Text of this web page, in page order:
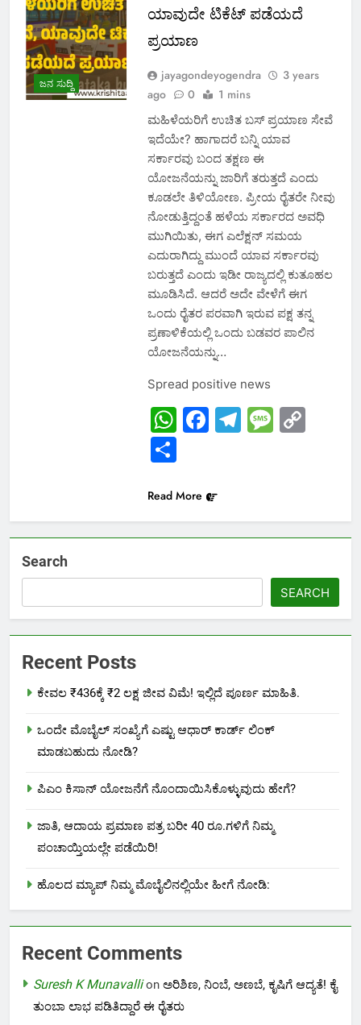
ಜನ ಸುದ್ದಿ
ಯಾವುದೇ ಟಿಕೆಟ್ ಪಡೆಯದೆ
ಪ್ರಯಾಣ
jayagondeyogendra
3 years
ago
0 1 mins
ಮಹಿಳೆಯರಿಗೆ ಉಚಿತ ಬಸ್ ಪ್ರಯಾಣ ಸೇವೆ
ಇದೆಯೇ? ಹಾಗಾದರೆ ಬನ್ನಿ ಯಾವ
ಸರ್ಕಾರವು ಬಂದ ತಕ್ಷಣ ಈ
ಯೋಜನೆಯನ್ನು ಜಾರಿಗೆ ತರುತ್ತದೆ ಎಂದು
ಕೂಡಲೇ ತಿಳಿಯೋಣ. ಪ್ರೀಯ ರೈತರೇ ನೀವು
ನೋಡುತ್ತಿದ್ದಂತೆ ಹಳೆಯ ಸರ್ಕಾರದ ಅವಧಿ
ಮುಗಿಯಿತು, ಈಗ ಎಲೆಕ್ಷನ್ ಸಮಯ
ಎದುರಾಗಿದ್ದು ಮುಂದೆ ಯಾವ ಸರ್ಕಾರವು
ಬರುತ್ತದೆ ಎಂದು ಇಡೀ ರಾಜ್ಯದಲ್ಲಿ ಕುತೂಹಲ
ಮೂಡಿಸಿದೆ. ಆದರೆ ಅದೇ ವೇಳೆಗೆ ಈಗ
ಒಂದು ರೈತರ ಪರವಾಗಿ ಇರುವ ಪಕ್ಷ ತನ್ನ
ಪ್ರಣಾಳಿಕೆಯಲ್ಲಿ ಒಂದು ಬಡವರ ಪಾಲಿನ
ಯೋಜನೆಯನ್ನು…
Spread positive news
WhatsApp
Facebook
Telegram
Share
Read More
Search
SEARCH
Recent Posts
ಕೇವಲ ₹436ಕ್ಕೆ ₹2 ಲಕ್ಷ ಜೀವ ವಿಮೆ! ಇಲ್ಲಿದೆ ಪೂರ್ಣ ಮಾಹಿತಿ.
ಒಂದೇ ಮೊಬೈಲ್ ಸಂಖ್ಯೆಗೆ ಎಷ್ಟು ಆಧಾರ್ ಕಾರ್ಡ್ ಲಿಂಕ್
ಮಾಡಬಹುದು ನೋಡಿ?
ಪಿಎಂ ಕಿಸಾನ್ ಯೋಜನೆಗೆ ನೊಂದಾಯಿಸಿಕೊಳ್ಳುವುದು ಹೇಗೆ?
ಜಾತಿ, ಆದಾಯ ಪ್ರಮಾಣ ಪತ್ರ ಬರೀ 40 ರೂ.ಗಳಿಗೆ ನಿಮ್ಮ
ಪಂಚಾಯ್ತಿಯಲ್ಲೇ ಪಡೆಯಿರಿ!
ಹೊಲದ ಮ್ಯಾಪ್ ನಿಮ್ಮ ಮೊಬೈಲಿನಲ್ಲಿಯೇ ಹೀಗೆ ನೋಡಿ:
Recent Comments
Suresh K Munavallion ಅರಿಶಿಣ, ನಿಂಬೆ, ಅಣಬೆ, ಕೃಷಿಗೆ ಆದ್ಯತೆ! ಕೈ
ತುಂಬಾ ಲಾಭ ಪಡಿತಿದ್ದಾರೆ ಈ ರೈತರು